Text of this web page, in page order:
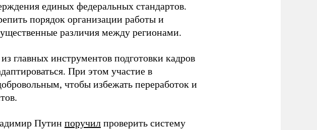
единых федеральных стандартов.
порядок организации работы и
различия между регионами.
главных инструментов подготовки кадров
При этом участие в
чтобы избежать переработок и
Путин поручил проверить систему